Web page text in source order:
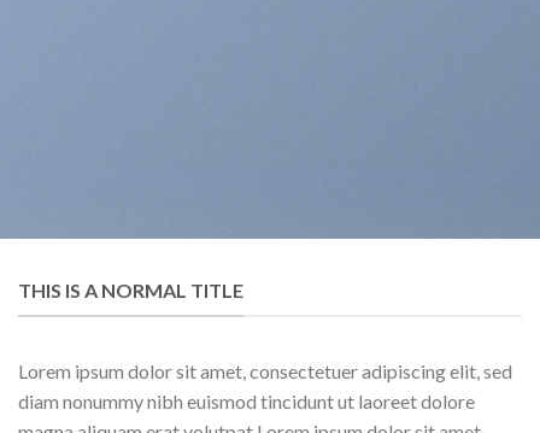
THIS IS A NORMAL TITLE
Lorem ipsum dolor sit amet, consectetuer adipiscing elit, sed
diam nonummy nibh euismod tincidunt ut laoreet dolore